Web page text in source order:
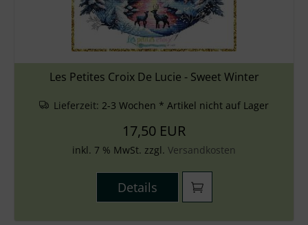
Les Petites Croix De Lucie - Sweet Winter
Lieferzeit: 2-3 Wochen * Artikel nicht auf Lager
17,50 EUR
inkl. 7 % MwSt. zzgl. Versandkosten
Details